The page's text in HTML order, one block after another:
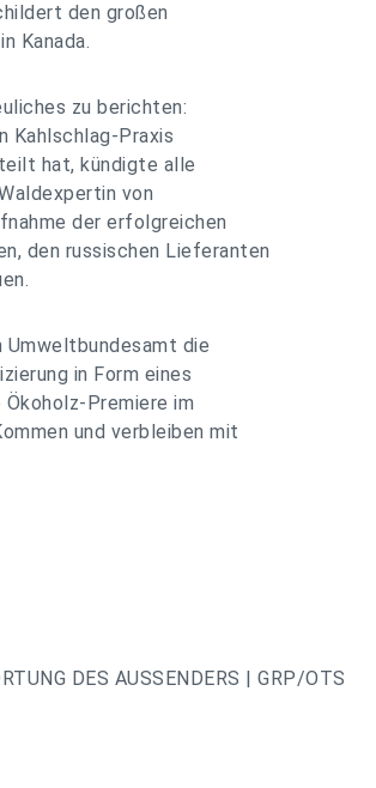
den großen
Kanada.
zu berichten:
Kahlschlag-Praxis
hat, kündigte alle
von
der erfolgreichen
den russischen Lieferanten
die
in Form eines
Premiere im
und verbleiben mit
DES AUSSENDERS | GRP/OTS